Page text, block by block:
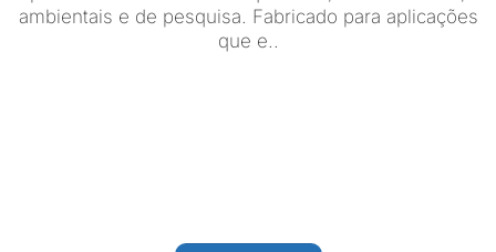
ambientais e de pesquisa. Fabricado para aplicações
que e..